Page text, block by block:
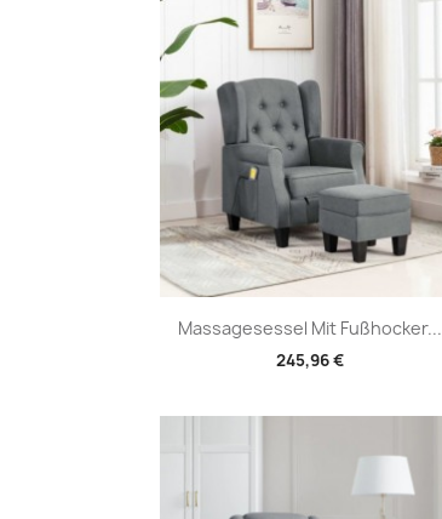
Massagesessel Mit Fußhocker...
245,96 €
Vorschau